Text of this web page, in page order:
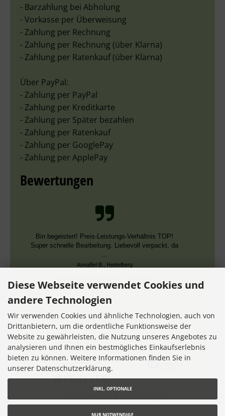
- Barzahlung bei Abholung
- Vorkasse per Überweisung
- Zahlung per Rechnung
- Zahlung per Rechnung (über Klarna)
- Zahlung per Ratenkauf (über Klarna)
Über PayPal:
- Zahlung per PayPal
- Zahlung per Kreditkarte
- Zahlung per Später bezahlen
- Zahlung per Ratenkauf
- Zahlung per GooglePay
- Zahlung per ApplePay
Bewertungen
Bin begeistert! Preis-Leistungs-Verhältnis TOP!
Super schnelle Bearbeitung. Liebevoll verpackt, da
...
AnnaBel B., Heidelberg
Datum der Kauferfahrung: 16.07.2026
7,355 Bewertungen
Diese Webseite verwendet Cookies und
andere Technologien
Wir verwenden Cookies und ähnliche Technologien, auch von
Drittanbietern, um die ordentliche Funktionsweise der
Website zu gewährleisten, die Nutzung unseres Angebotes zu
analysieren und Ihnen ein bestmögliches Einkaufserlebnis
bieten zu können. Weitere Informationen finden Sie in
unserer Datenschutzerklärung.
INKL. OPTIONALE